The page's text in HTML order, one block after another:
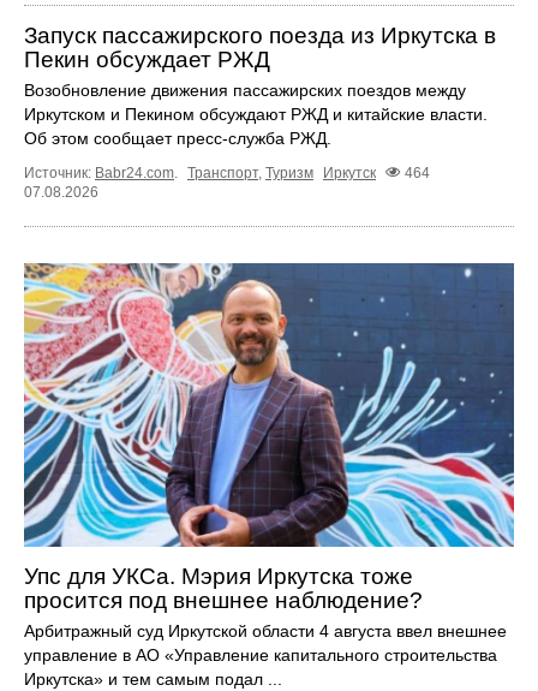
Запуск пассажирского поезда из Иркутска в
Пекин обсуждает РЖД
Возобновление движения пассажирских поездов между
Иркутском и Пекином обсуждают РЖД и китайские власти.
Об этом сообщает пресс‑служба РЖД.
Источник: Babr24.com Транспорт, Туризм Иркутск
464
07.08.2026
Упс для УКСа. Мэрия Иркутска тоже
просится под внешнее наблюдение?
Арбитражный суд Иркутской области 4 августа ввел внешнее
управление в АО «Управление капитального строительства
Иркутска» и тем самым подал ...